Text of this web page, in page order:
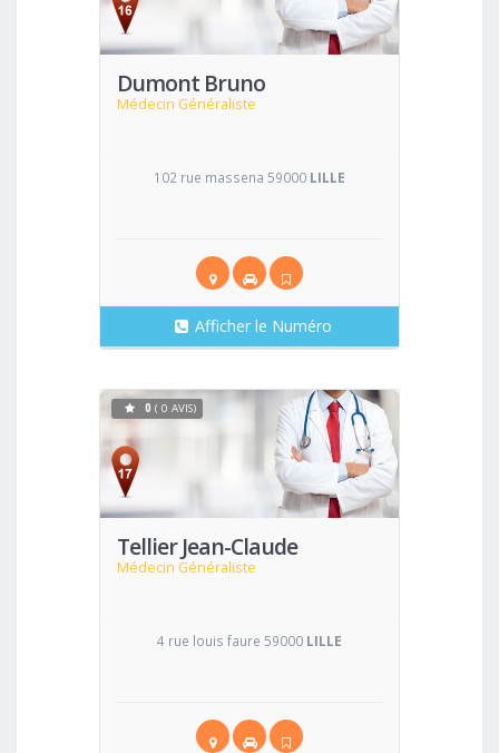
Dumont Bruno
Médecin Généraliste
102 rue massena 59000 LILLE
Afficher le Numéro
Tellier Jean-Claude
Médecin Généraliste
Voir
0 ( 0 AVIS)
4 rue louis faure 59000 LILLE